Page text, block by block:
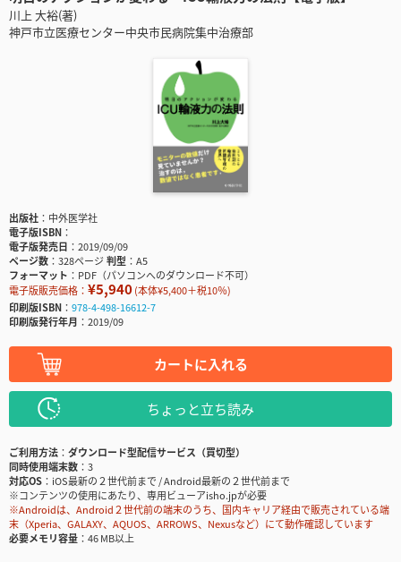
川上 大裕(著)
神戸市立医療センター中央市民病院集中治療部
出版社
中外医学社
電子版ISBN
電子版発売日
2019/09/09
ページ数
328ページ判型
A5
フォーマット
PDF（パソコンへのダウンロード不可）
電子版販売価格： ¥5,940(本体¥5,400＋税10％)
印刷版ISBN
978-4-498-16612-7
印刷版発行年月
2019/09
カートに入れる
ちょっと立ち読み
ご利用方法
ダウンロード型配信サービス（買切型）
同時使用端末数
3
対応OS
iOS最新の２世代前まで / Android最新の２世代前まで
※コンテンツの使用にあたり、専用ビューアisho.jpが必要
※Androidは、Android２世代前の端末のうち、国内キャリア経由で販売されている端
末（Xperia、GALAXY、AQUOS、ARROWS、Nexusなど）にて動作確認しています
必要メモリ容量
46 MB以上